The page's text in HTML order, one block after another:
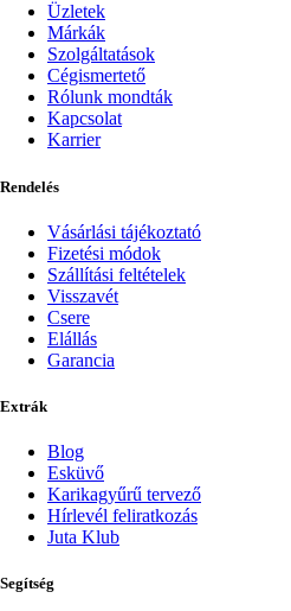
Üzletek
Márkák
Szolgáltatások
Cégismertető
Rólunk mondták
Kapcsolat
Karrier
Rendelés
Vásárlási tájékoztató
Fizetési módok
Szállítási feltételek
Visszavét
Csere
Elállás
Garancia
Extrák
Blog
Esküvő
Karikagyűrű tervező
Hírlevél feliratkozás
Juta Klub
Segítség